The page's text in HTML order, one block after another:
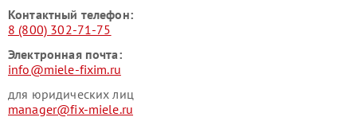
Контактный телефон:
8 (800) 302-71-75
Электронная почта:
info@miele-fixim.ru
для юридических лиц
manager@fix-miele.ru